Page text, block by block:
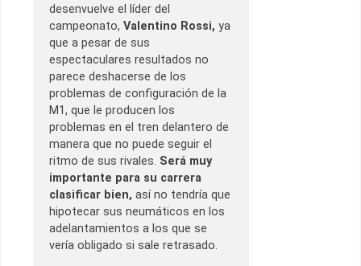
desenvuelve el líder del
campeonato, Valentino Rossi, ya
que a pesar de sus
espectaculares resultados no
parece deshacerse de los
problemas de configuración de la
M1, que le producen los
problemas en el tren delantero de
manera que no puede seguir el
ritmo de sus rivales. Será muy
importante para su carrera
clasificar bien, así no tendría que
hipotecar sus neumáticos en los
adelantamientos a los que se
vería obligado si sale retrasado.